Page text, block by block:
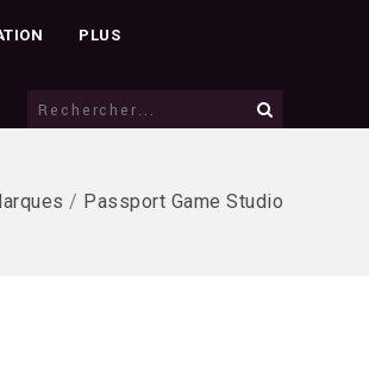
PLUS
/ Passport Game Studio